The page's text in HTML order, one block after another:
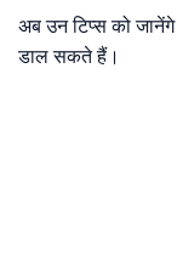
अब उन टिप्स को
डाल सकते हैं।